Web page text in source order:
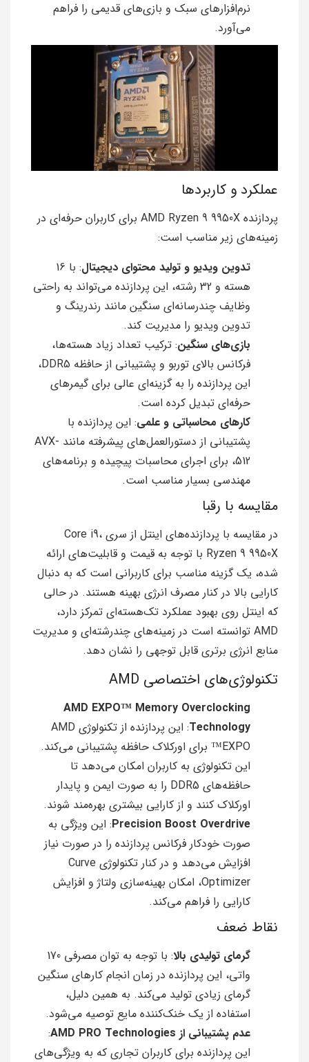
نرم‌افزارهای سبک و بازی‌های قدیمی را فراهم
می‌آورد.
عملکرد و کاربردها
پردازنده AMD Ryzen 9 9950X برای کاربران حرفه‌ای در
زمینه‌های زیر مناسب است:
تدوین ویدیو و تولید محتوای دیجیتال
: با 16
هسته و 32 رشته، این پردازنده می‌تواند به راحتی
وظایف چندرسانه‌ای سنگین مانند رندرینگ و
تدوین ویدیو را مدیریت کند.
بازی‌های سنگین: ترکیب تعداد زیاد هسته‌ها،
فرکانس بالای توربو و پشتیبانی از حافظه DDR5،
این پردازنده را به گزینه‌ای عالی برای گیمرهای
حرفه‌ای تبدیل کرده است.
کارهای محاسباتی و علمی: این پردازنده با
پشتیبانی از دستورالعمل‌های پیشرفته مانند AVX-
512، برای اجرای محاسبات پیچیده و برنامه‌های
مهندسی بسیار مناسب است.
مقایسه با رقبا
در مقایسه با پردازنده‌های اینتل از سری Core i9،
Ryzen 9 9950X با توجه به قیمت و قابلیت‌های ارائه
شده، یک گزینه مناسب برای کاربرانی است که به دنبال
کارایی بالا در کنار مصرف انرژی بهینه هستند. در حالی
که اینتل روی بهبود عملکرد تک‌هسته‌ای تمرکز دارد،
AMD توانسته است در زمینه‌های چندرشته‌ای و مدیریت
منابع انرژی برتری قابل توجهی را نشان دهد.
تکنولوژی‌های اختصاصی AMD
AMD EXPO™ Memory Overclocking
Technology
: این پردازنده از تکنولوژی AMD
EXPO™ برای اورکلاک حافظه پشتیبانی می‌کند.
این تکنولوژی به کاربران امکان می‌دهد تا
حافظه‌های DDR5 را به صورت ایمن و پایدار
اورکلاک کنند و از کارایی بیشتری بهره‌مند شوند.
Precision Boost Overdrive: این ویژگی به
صورت خودکار فرکانس پردازنده را در صورت نیاز
افزایش می‌دهد و در کنار تکنولوژی Curve
Optimizer، امکان بهینه‌سازی ولتاژ و افزایش
کارایی را فراهم می‌کند.
نقاط ضعف
گرمای تولیدی بالا
: با توجه به توان مصرفی 170
واتی، این پردازنده در زمان انجام کارهای سنگین
گرمای زیادی تولید می‌کند. به همین دلیل،
استفاده از یک خنک‌کننده مایع توصیه می‌شود.
عدم پشتیبانی از AMD PRO Technologies
:
این پردازنده برای کاربران تجاری که به ویژگی‌های